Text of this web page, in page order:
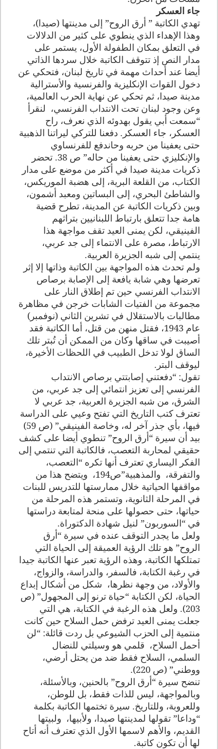
جاء العسكر
تهدي الكاتبة ” أرق الروح” إلى مدينتها (صيدا)،
وهذا الإهداء الذي ينطوي على كثير من الدلالات
في التعلق بمكان الطفولة الأول، يستمر على
مدار النص إذ تتوقف الكاتبة خلال سردها الذاتي
أيضا عند أحداث مهمة في تاريخ لبنان، فتحكي عن
دخول القوات الإنكليزية والفرنسية والأسترالية
مدينة صيدا، ثم تحكي عن نهاية الحرب العالمية،
وعن وجود لبنان تحت الانتداب الفرنسي، لنقرأ
“سمعت أبي يقول بهدوئه الذي نعرف، راح
العسكر، جاء العسكر. دفعنا للتركي ليراتنا الذهبية
حتى يعفينا من حربه وحاندفع للفرنساوي
والإنكليزي حتى يعفينا من حاله” ص 38. تحضر
ذكريات مدينة صيدا في أكثر من موضع على مدار
الكتاب، من القلعة البرية، إلى هضبة الموريكس،
والشاطئ البحري، إلى البساتين ومعبد أشمون،
وبين ذكريات الكاتبة عن المدينة، تطرح قضية
هامة جدا تتعلق بارتباط اللبنانيين بتراثهم
الفينيقي، لكن يمنى العيد تقف مواجهة هذا
الارتباط، مصرة على الانتماء إلى جد عربي،
ينتمي إلى شبه الجزيرة العربية.
ولم تحدث هذه المواجهة بين الكاتبة وذاتها إلا إثر
تعرضها وهي شابة يافعة إلى الإصابة برصاص
الانتداب الفرنسي حين تم إطلاق النار على
مجموعة من الفتيات الشابات خرجن في مظاهرة
مطالبات بالاستقلال في تشرين الثاني (نوفمبر)
عام 1943، فقتل منهن من قتل، أما الكاتبة فقد
أصيبت في ساقها وكان من الممكن أن تُبتر تلك
الساق لولا تدخل الطبيب في اللحظات الأخيرة،
ليوقف البتر.
تقول: “دفعتني إصابتتي برصاص الانتداب
الفرنسي إلى تعزيز انتمائي إلى جد عربي، من
الشرق، من شبه الجزيرة العربية، جد عربي لا
تعترف كتب التاريخ التي تفتح وعيي على الدراسة
فيها، بأي جذر آخر له، وخاصة الفينيقي” (ص 59)
بيد أن سيرة “أرق الروح” تنطوي أيضا على كشف
حقيقي لمحاربة التعصب، فالكاتبة التي تنتمي إلى
الفكر اليساري تعترف أنها تكره “التعصب،
والتفرقة، والمذهبية”ص194، ويتضح هذا من
مواقفها الحياتية خلال ممارستها للتدريس للبنات
في المرحلة الثانوية، وتستمر هذه المرحلة من
حياتها، حتى حصولها على منحة لمتابعة دراستها
في “السوربون” لنيل شهادة الدكتوراة.
ولعل ما يجدر التوقف عنده في سيرة “أرق
الروح” هو تلك الرؤية العميقة إلى الحياة التي
تمتلكها الكاتبة، وهذه الرؤية تعبر عنها الكاتبة جيدا
في رغبة الكتابة، فالسفر، والدراسة، والزواج،
والأولاد، من وجهة نظرها، شكل من أشكال إبداع
الحياة، لكن الكتابة “حياة ترنو إلى المجهول” (ص
203). ولعل هذه الرغبة في الكتابة، هي التي
جعلت يمنى العيد ترفض حمل السلاح حين كانت
منتمية إلى الحزب الشيوعي بل ردت قائلة: “لن
أحمل السلاح، قلمي هو وسيلتي للنضال
السلمي، السلاح فقط ضد من يحتل أرضي،
ووطني” (ص 220).
تنضح سيرة “أرق الروح” بالحنين، وبالأسئلة،
وبالمواجهة، ليس للذات فقط، بل للوطن،
وللعروبة، وللتاريخ. سيرة تختمها الكاتبة بكلمة
“وداعا” تقولها لمدينتها صيدا، ولأبيها، ولبيتها
القديم، والأهم لاسمها الأول الذي تعترف أنه أتاح
لها أن تكون كاتبة.